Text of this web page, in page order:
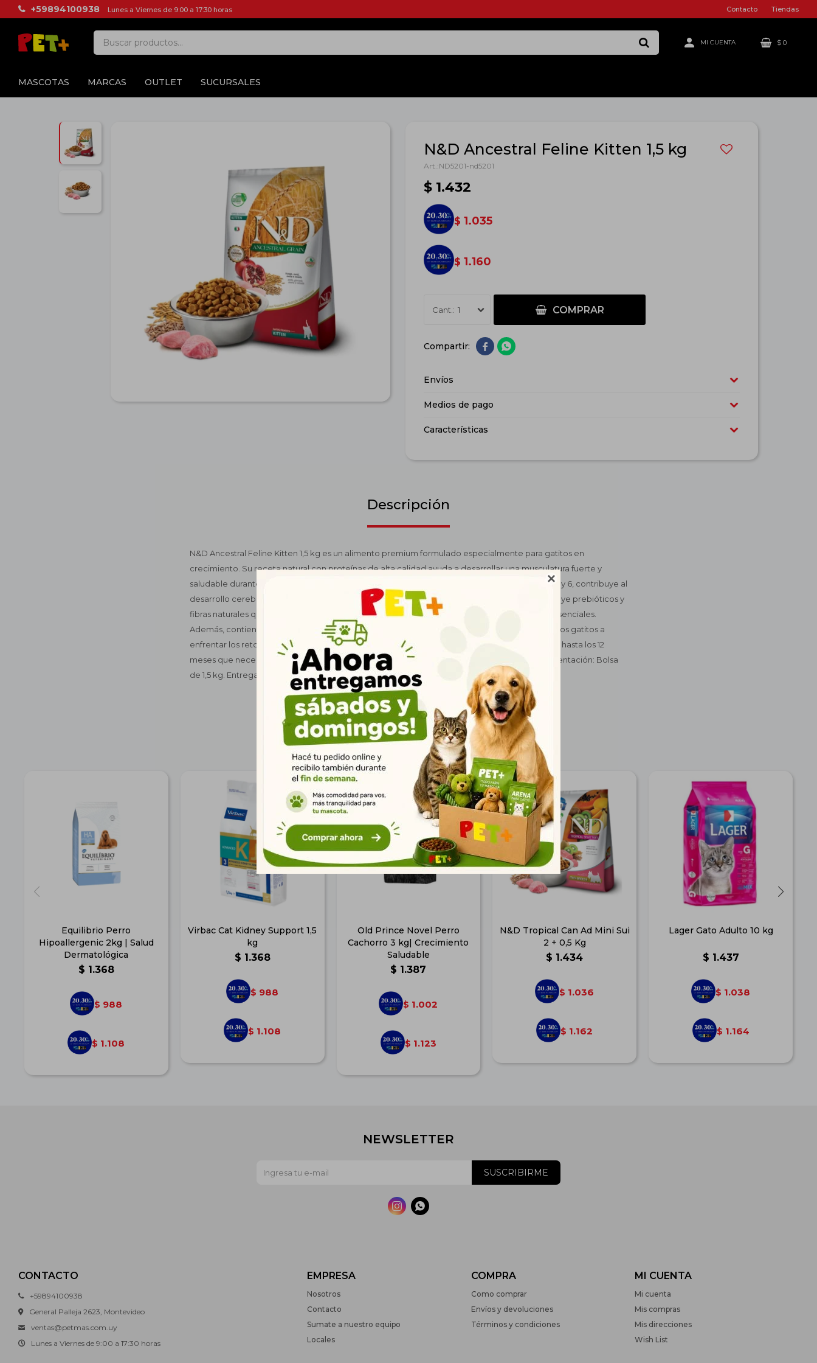

MASCOTAS MARCAS OUTLET SUCURSALES
$ 0
+59894100938 Lunes a Viernes de 9:00 a 17:30 horas Contacto Tiendas
N&D Ancestral Feline Kitten 1,5 kg
ND5201-nd5201
$ 1.432
$ 1.035
$ 1.160
1 COMPRAR
 
Envíos
Medios de pago
Características
Descripción
N&D Ancestral Feline Kitten 1,5 kg es un alimento premium formulado especialmente para gatitos en
crecimiento. Su receta natural con proteínas de alta calidad ayuda a desarrollar una musculatura fuerte y
saludable durante las primeras etapas de vida. Enriquecido con DHA y ácidos grasos Omega 3 y 6, contribuye al
desarrollo cerebral, visual y a mantener una piel saludable con pelaje brillante. Su fórmula incluye prebióticos y
fibras naturales que favorecen una digestión óptima y una absorción eficiente de nutrientes esenciales.
Además, contiene vitaminas y minerales que fortalecen el sistema inmunológico, ayudando a los gatitos a
enfrentar los retos del crecimiento con energía y vitalidad. Ideal para gatitos desde el destete hasta los 12
meses que necesitan una nutrición completa y balanceada para un desarrollo saludable. Presentación: Bolsa
de 1,5 kg. Entrega rápida en Montevideo y todo Uruguay.
Productos que te pueden interesar
Equilibrio Perro
Hipoallergenic 2kg | Salud
Dermatológica
$ 1.368
$ 988
$ 1.108
Virbac Cat Kidney Support 1,5
kg
$ 1.368
$ 988
$ 1.108
Old Prince Novel Perro
Cachorro 3 kg| Crecimiento
Saludable
$ 1.387
$ 1.002
$ 1.123
N&D Tropical Can Ad Mini Sui
2 + 0,5 Kg
$ 1.434
$ 1.036
$ 1.162
Lager Gato Adulto 10 kg
$ 1.437
$ 1.038
$ 1.164
CONTACTO
+59894100938
General Palleja 2623, Montevideo
ventas@petmas.com.uy
Lunes a Viernes de 9:00 a 17:30 horas
EMPRESA
Nosotros
Contacto
Sumate a nuestro equipo
Locales
COMPRA
Como comprar
Envíos y devoluciones
Términos y condiciones
MI CUENTA
Mi cuenta
Mis compras
Mis direcciones
Wish List
NEWSLETTER
SUSCRIBIRME
 